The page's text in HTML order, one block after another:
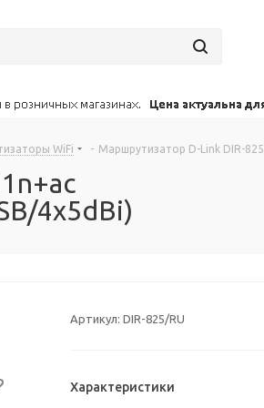
WiFi - Маршрутизатор D-Link DIR-
4x5dBi)
Артикул: DIR-825/RU
Характеристики